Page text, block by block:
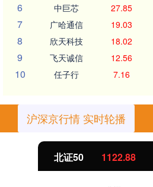
6 中巨芯 27.85
7 广哈通信 19.03
8 欣天科技 18.02
9 飞天诚信 12.56
10 任子行 7.16
沪深京行情 实时轮播
北证50 1122.88